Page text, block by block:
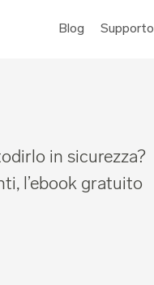
Blog Supporto
in sicurezza?
l’ebook gratuito